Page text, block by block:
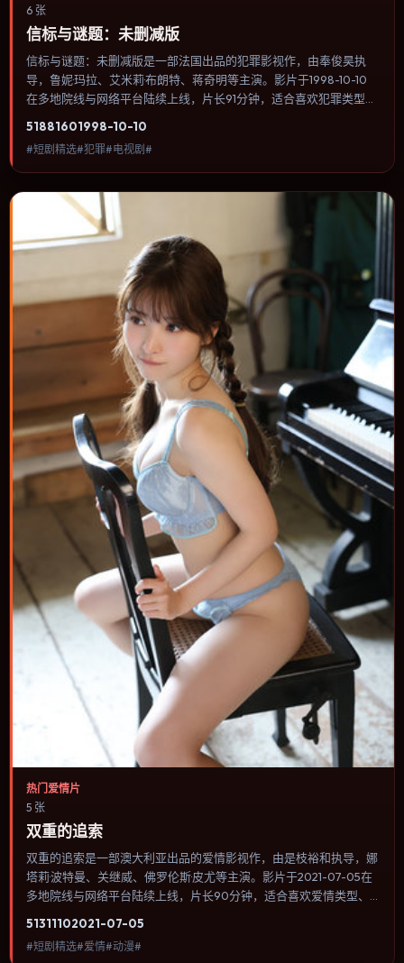
6 张
信标与谜题：未删减版
信标与谜题：未删减版是一部法国出品的犯罪影视作，由奉俊昊执
导，鲁妮·玛拉、艾米莉·布朗特、蒋奇明等主演。影片于1998-10-10
在多地院线与网络平台陆续上线，片长91分钟，适合喜欢犯罪类型、
进，节奏与视听语言统一，可作为休闲观影或类型片补片的选择。
51881601998-10-10
#短剧精选#犯罪#电视剧#
热门爱情片
5 张
双重的追索
双重的追索是一部澳大利亚出品的爱情影视作，由是枝裕和执导，娜
塔莉·波特曼、关继威、佛罗伦斯·皮尤等主演。影片于2021-07-05在
多地院线与网络平台陆续上线，片长90分钟，适合喜欢爱情类型、
节推进，节奏与视听语言统一，可作为休闲观影或类型片补片的选
51311102021-07-05
#短剧精选#爱情#动漫#